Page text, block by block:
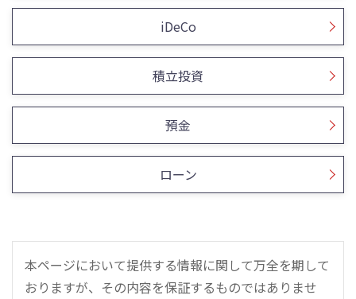
iDeCo
積立投資
預金
ローン
本ページにおいて提供する情報に関して万全を期して
おりますが、その内容を保証するものではありませ